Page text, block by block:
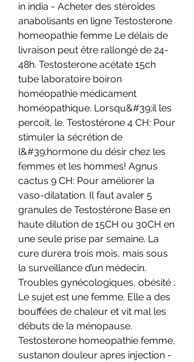
in india - Acheter des stéroïdes
anabolisants en ligne Testosterone
homeopathie femme Le délais de
livraison peut être rallongé de 24-
48h. Testosterone acétate 15ch
tube laboratoire boiron
homéopathie médicament
homéopathique. Lorsqu&#39;il les
percoit, le. Testostérone 4 CH: Pour
stimuler la sécrétion de
l&#39;hormone du désir chez les
femmes et les hommes! Agnus
cactus 9 CH: Pour améliorer la
vaso-dilatation. Il faut avaler 5
granules de Testostérone Base en
haute dilution de 15CH ou 30CH en
une seule prise par semaine. La
cure durera trois mois, mais sous
la surveillance d’un médecin.
Troubles gynécologiques, obésité :
Le sujet est une femme. Elle a des
bouffées de chaleur et vit mal les
débuts de la ménopause.
Testosterone homeopathie femme,
sustanon douleur apres injection -